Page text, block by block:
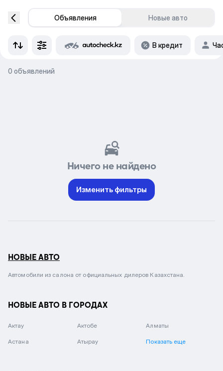
Объявления Новые авто
В кредит
0 объявлений
Ничего не найдено
Изменить фильтры
НОВЫЕ АВТО
Автомобили из салона от официальных дилеров Казахстана.
НОВЫЕ АВТО В ГОРОДАХ
Актау Актобе Алматы
Астана Атырау Показать еще